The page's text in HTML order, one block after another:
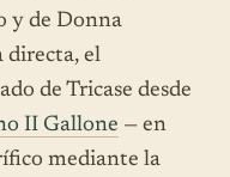
y de Donna
directa, el
de Tricase desde
II Gallone — en
mediante la